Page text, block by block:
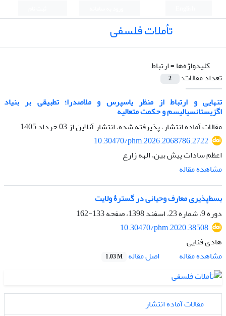
تأملات فلسفی
کلیدواژه‌ها =ارتباط
تعداد مقالات:
2
تنهایی و ارتباط از منظر یاسپرس و ملاصدرا؛ تطبیقی بر بنیاد
اگزیستانسیالیسم و حکمت متعالیه
مقالات آماده انتشار، پذیرفته شده، انتشار آنلاین از03 خرداد 1405
10.30470/phm.2026.2068786.2722
اعظم سادات پیش بین، الهه زارع
مشاهده مقاله
بسط‌پذیری معارف وحیانی در گسترۀ ولایت
دوره 9، شماره 23، اسفند 1398، صفحه
133-162
10.30470/phm.2020.38508
هادی فنایی
مشاهده مقاله
اصل مقاله 1.03 M
مقالات آماده انتشار